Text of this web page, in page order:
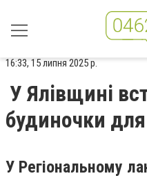
16:33, 15 липня 2025 р.
У Ялівщині
будиночки
У Регіональному